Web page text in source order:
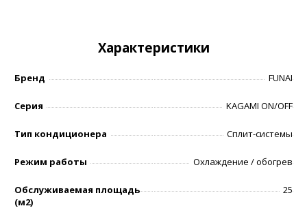
Характеристики
Бренд FUNAI
Серия KAGAMI ON/OFF
Тип кондиционера Сплит-системы
Режим работы Охлаждение / обогрев
Обслуживаемая площадь
(м2)
25